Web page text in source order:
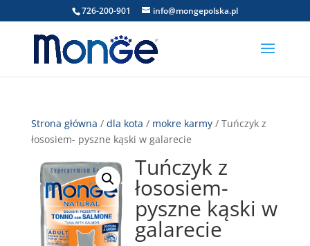
726-200-901 info@mongepolska.pl
Strona główna / dla kota / mokre karmy/ Tuńczyk z
łososiem- pyszne kąski w galarecie
Tuńczyk z
łososiem-
pyszne kąski w
galarecie